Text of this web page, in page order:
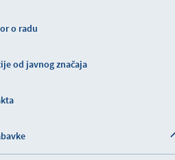
o radu
od javnog značaja